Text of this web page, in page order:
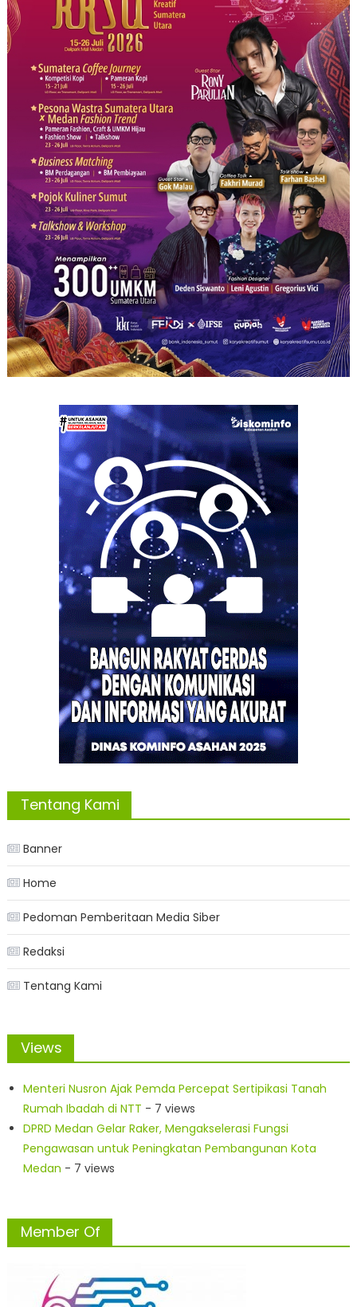
Tentang Kami
Banner
Home
Pedoman Pemberitaan Media Siber
Redaksi
Tentang Kami
Views
Menteri Nusron Ajak Pemda Percepat Sertipikasi Tanah
Rumah Ibadah di NTT - 7 views
DPRD Medan Gelar Raker, Mengakselerasi Fungsi
Pengawasan untuk Peningkatan Pembangunan Kota
Medan - 7 views
Member Of